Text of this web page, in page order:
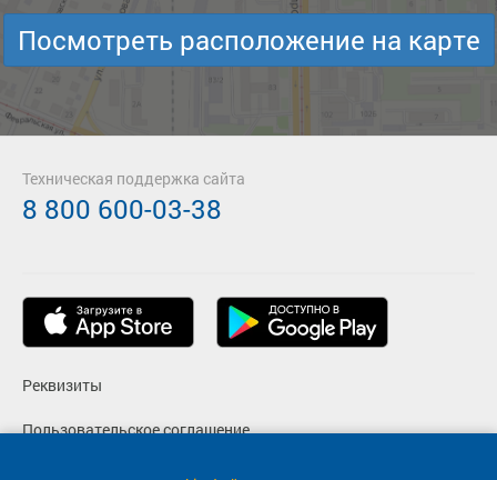
Посмотреть расположение на карте
Реквизиты
Пользовательское соглашение
Политика конфиденциальности
Техническая поддержка сайта
8 800 600-03-38